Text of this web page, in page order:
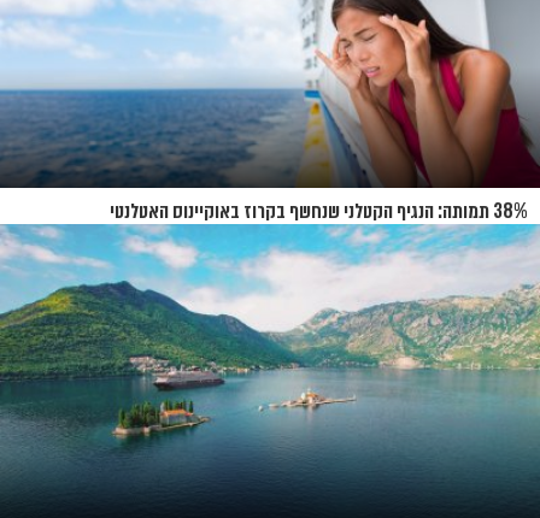
38% תמותה: הנגיף הקטלני שנחשף בקרוז באוקיינוס האטלנטי